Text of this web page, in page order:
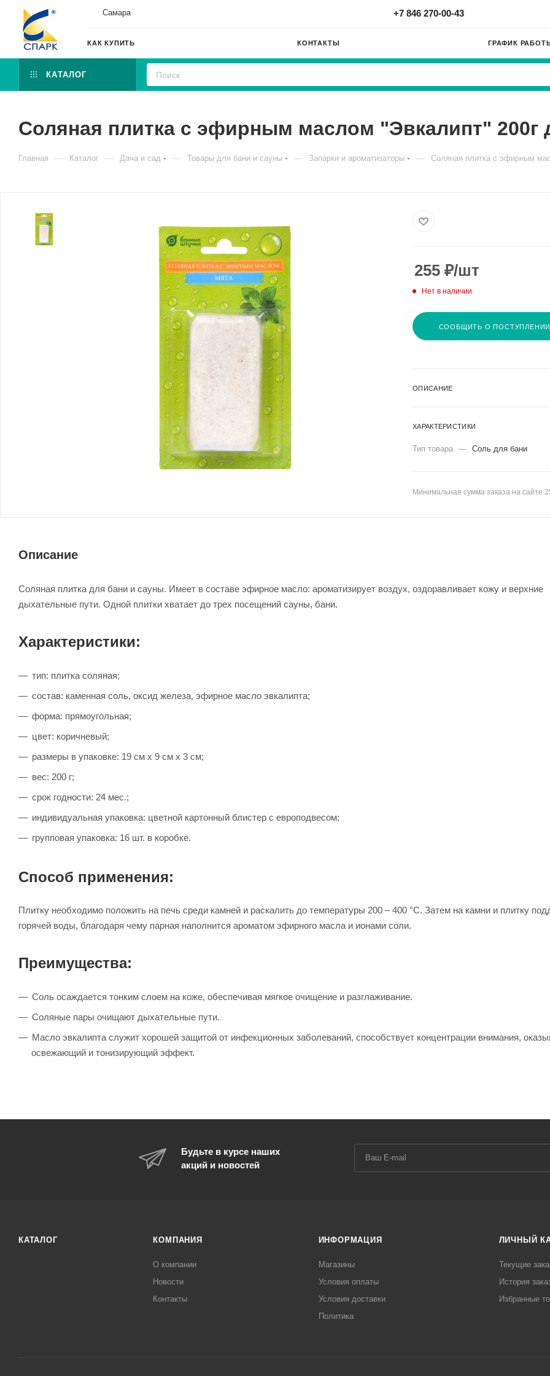
Самара +7 846 270-00-43
КАК КУПИТЬ КОНТАКТЫ ГРАФИК
КАТАЛОГ
Соляная плитка с эфирным маслом "Эвкалипт" 200г
Главная — Каталог — Дача и сад — Товары для бани и сауны — Запарки и ароматизаторы — Соляная плитка с эфирным
255 ₽/шт
Нет в наличии
СООБЩИТЬ О ПОСТУПЛЕНИИ
ОПИСАНИЕ
ХАРАКТЕРИСТИКИ
Тип товара — Соль для бани
Минимальная сумма заказа на сайте
Описание
Соляная плитка для бани и сауны. Имеет в составе эфирное масло: ароматизирует воздух, оздоравливает кожу и верхние
дыхательные пути. Одной плитки хватает до трех посещений сауны, бани.
Характеристики:
тип: плитка соляная;
состав: каменная соль, оксид железа, эфирное масло эвкалипта;
форма: прямоугольная;
цвет: коричневый;
размеры в упаковке: 19 см х 9 см х 3 см;
вес: 200 г;
срок годности: 24 мес.;
индивидуальная упаковка: цветной картонный блистер с европодвесом;
групповая упаковка: 16 шт. в коробке.
Способ применения:
Плитку необходимо положить на печь среди камней и раскалить до температуры 200 – 400 °С. Затем на камни и плитку
горячей воды, благодаря чему парная наполнится ароматом эфирного масла и ионами соли.
Преимущества:
Соль осаждается тонким слоем на коже, обеспечивая мягкое очищение и разглаживание.
Соляные пары очищают дыхательные пути.
Масло эвкалипта служит хорошей защитой от инфекционных заболеваний, способствует концентрации внимания,
освежающий и тонизирующий эффект.
Будьте в курсе наших
акций и новостей
КАТАЛОГ КОМПАНИЯ
О компании
Новости
Контакты
ИНФОРМАЦИЯ
Магазины
Условия оплаты
Условия доставки
Политика
ЛИЧНЫЙ
Текущие
История
Избранные